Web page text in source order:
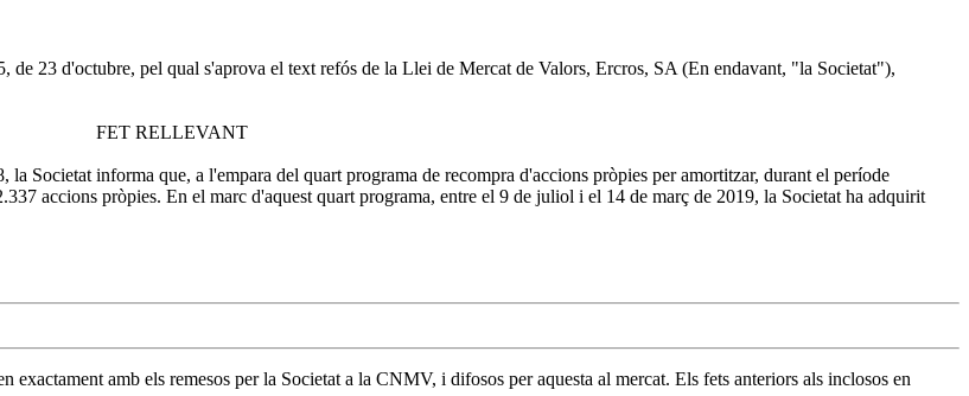
23 d'octubre, pel qual s'aprova el text refós de la Llei de Mercat de Valors, Ercros, SA (En endavant, "la Societat"),
FET RELLEVANT
Societat informa que, a l'empara del quart programa de recompra d'accions pròpies per amortitzar, durant el període
accions pròpies. En el marc d'aquest quart programa, entre el 9 de juliol i el 14 de març de 2019, la Societat ha adquirit
exactament amb els remesos per la Societat a la CNMV, i difosos per aquesta al mercat. Els fets anteriors als inclosos en